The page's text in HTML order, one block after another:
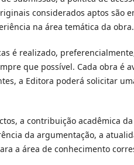
considerados aptos são
na área temática da obra.
é realizado,
que possível. Cada obra é
a Editora poderá solicitar
a contribuição acadêmica
da argumentação, a
a área de conhecimento